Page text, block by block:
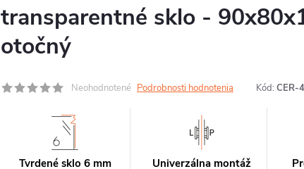
transparentné sklo -
otočný
Neohodnotené Podrobnosti hodnotenia Kód: CER-
Tvrdené sklo 6 mm Univerzálna montáž